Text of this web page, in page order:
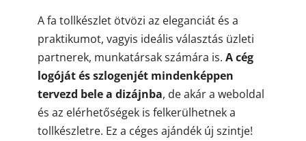
A fa tollkészlet ötvözi az eleganciát és a
praktikumot, vagyis ideális választás üzleti
partnerek, munkatársak számára is. A cég
logóját és szlogenjét mindenképpen
tervezd bele a dizájnba, de akár a weboldal
és az elérhetőségek is felkerülhetnek a
tollkészletre. Ez a céges ajándék új szintje!